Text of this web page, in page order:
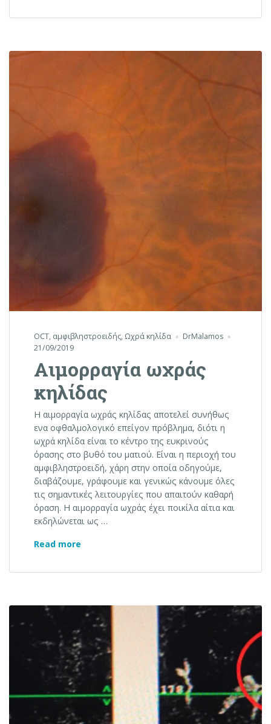
OCT, αμφιβληστροειδής,Ωχρά κηλίδα
DrMalamos
21/09/2019
Αιμορραγία ωχράς
κηλίδας
Η αιμορραγία ωχράς κηλίδας αποτελεί συνήθως
ενα οφθαλμολογικό επείγον πρόβλημα, διότι η
ωχρά κηλίδα είναι το κέντρο της ευκρινούς
όρασης στο βυθό του ματιού. Είναι η περιοχή του
αμφιβληστροειδή, χάρη στην οποία οδηγούμε,
διαβάζουμε, γράφουμε και γενικώς κάνουμε όλες
τις σημαντικές λειτουργίες που απαιτούν καθαρή
όραση. Η αιμορραγία ωχράς έχει ποικίλα αίτια και
εκδηλώνεται ως …
Read more